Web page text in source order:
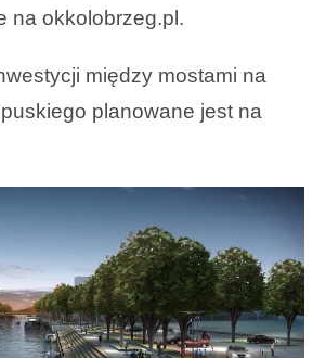
na okkolobrzeg.pl.
między mostami na
planowane jest na